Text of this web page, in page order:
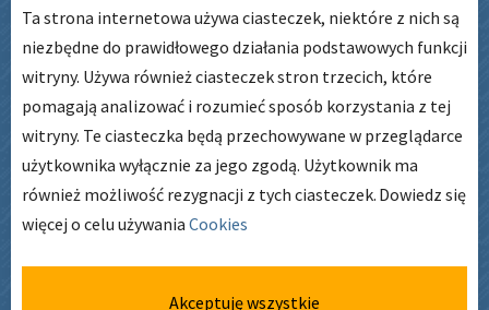
GODZINYPRACY
Ta strona internetowa używa ciasteczek, niektóre z nich są
niezbędne do prawidłowego działania podstawowych funkcji
witryny. Używa również ciasteczek stron trzecich, które
pomagają analizować i rozumieć sposób korzystania z tej
witryny. Te ciasteczka będą przechowywane w przeglądarce
użytkownika wyłącznie za jego zgodą. Użytkownik ma
również możliwość rezygnacji z tych ciasteczek. Dowiedz się
więcej o celu używania Cookies
Akceptuję wszystkie